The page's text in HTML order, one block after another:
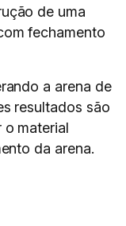
de uma
fechamento
a arena de
resultados são
o material
da arena.